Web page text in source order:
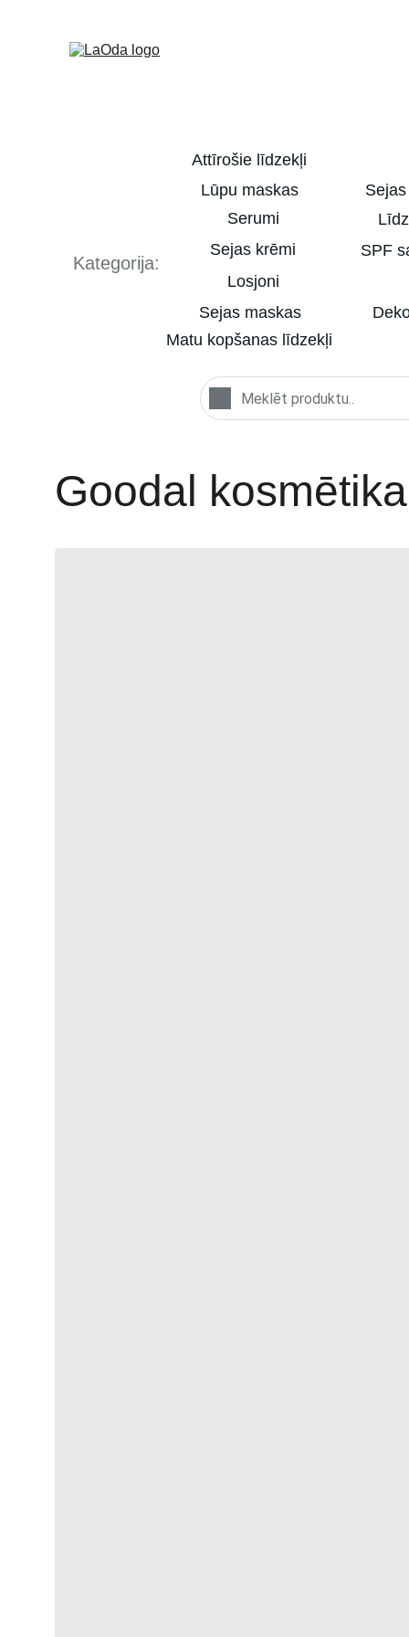
Kategorija:
Serumi
Sejas krēmi
Attīrošie līdzekļi
SPF
Losjoni
Lūpu maskas
Sejas maskas
Matu kopšanas līdzekļi
Goodal kosmētika